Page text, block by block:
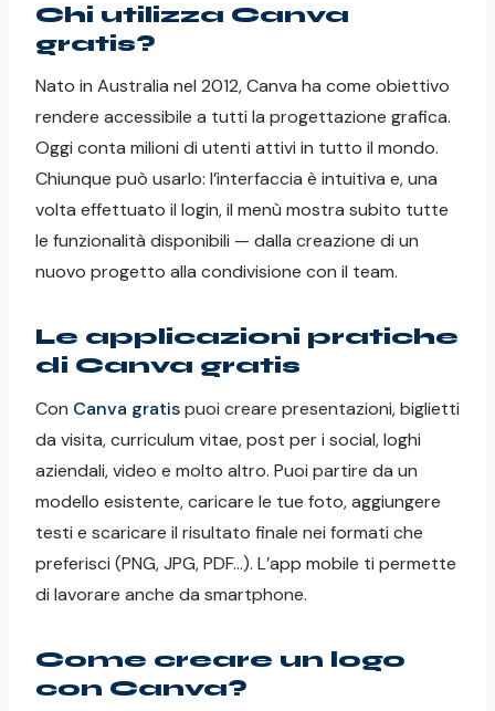
Chi utilizza Canva
gratis?
Nato in Australia nel 2012, Canva ha come obiettivo
rendere accessibile a tutti la progettazione grafica.
Oggi conta milioni di utenti attivi in tutto il mondo.
Chiunque può usarlo: l’interfaccia è intuitiva e, una
volta effettuato il login, il menù mostra subito tutte
le funzionalità disponibili — dalla creazione di un
nuovo progetto alla condivisione con il team.
Le applicazioni pratiche
di Canva gratis
Con Canva gratispuoi creare presentazioni, biglietti
da visita, curriculum vitae, post per i social, loghi
aziendali, video e molto altro. Puoi partire da un
modello esistente, caricare le tue foto, aggiungere
testi e scaricare il risultato finale nei formati che
preferisci (PNG, JPG, PDF…). L’app mobile ti permette
di lavorare anche da smartphone.
Come creare un logo
con Canva?